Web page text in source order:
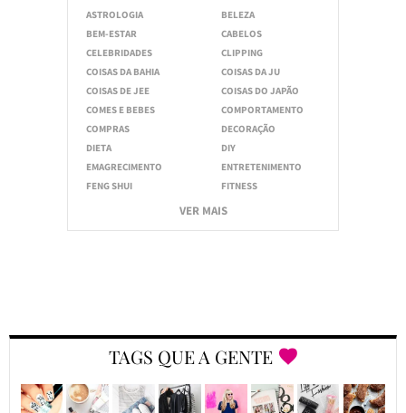
ASTROLOGIA
BELEZA
BEM-ESTAR
CABELOS
CELEBRIDADES
CLIPPING
COISAS DA BAHIA
COISAS DA JU
COISAS DE JEE
COISAS DO JAPÃO
COMES E BEBES
COMPORTAMENTO
COMPRAS
DECORAÇÃO
DIETA
DIY
EMAGRECIMENTO
ENTRETENIMENTO
FENG SHUI
FITNESS
VER MAIS
TAGS QUE A GENTE